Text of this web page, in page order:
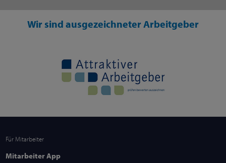
Wir sind ausgezeichneter Arbeitgeber
Für Mitarbeiter
Mitarbeiter App